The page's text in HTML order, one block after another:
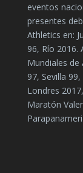
eventos
presentes
Athletics en:
96, Río
Mundiales
97, Sevilla
Londres
Maratón